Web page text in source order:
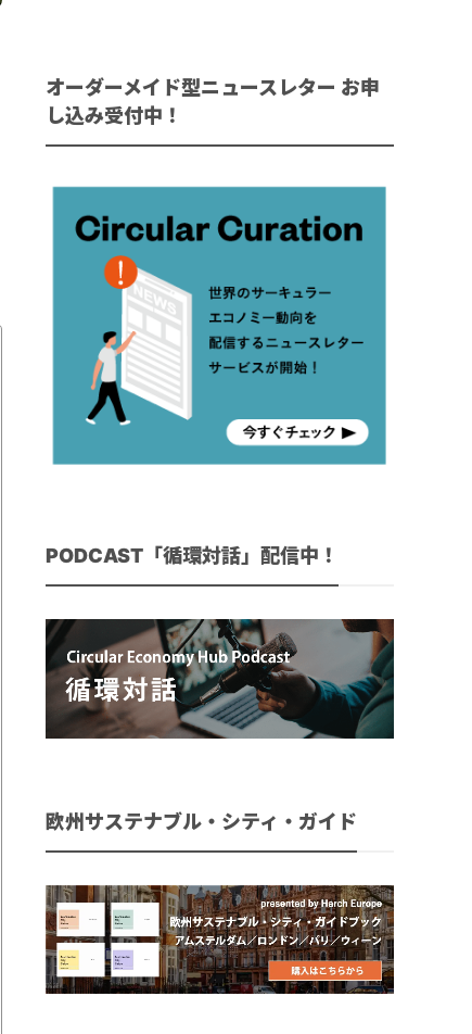
オーダーメイド型ニュースレター お申
し込み受付中！
PODCAST「循環対話」配信中！
欧州サステナブル・シティ・ガイド